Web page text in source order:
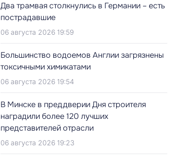
Два трамвая столкнулись в Германии – есть
пострадавшие
06 августа 2026 19:59
Большинство водоемов Англии загрязнены
токсичными химикатами
06 августа 2026 19:54
В Минске в преддверии Дня строителя
наградили более 120 лучших
представителей отрасли
06 августа 2026 19:23